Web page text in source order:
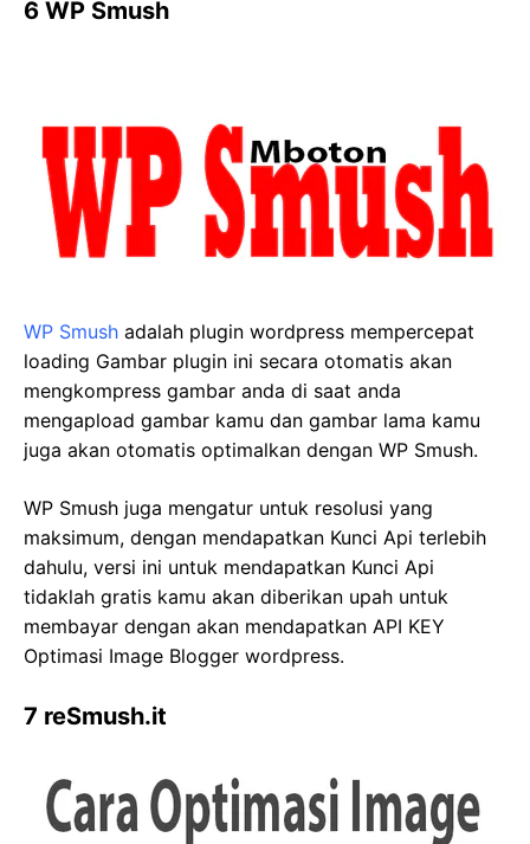
6 WP Smush
WP Smush adalah plugin wordpress mempercepat
loading Gambar plugin ini secara otomatis akan
mengkompress gambar anda di saat anda
mengapload gambar kamu dan gambar lama kamu
juga akan otomatis optimalkan dengan WP Smush.
WP Smush juga mengatur untuk resolusi yang
maksimum, dengan mendapatkan Kunci Api terlebih
dahulu, versi ini untuk mendapatkan Kunci Api
tidaklah gratis kamu akan diberikan upah untuk
membayar dengan akan mendapatkan API KEY
Optimasi Image Blogger wordpress.
7 reSmush.it